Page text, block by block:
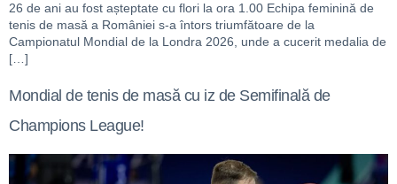
26 de ani au fost așteptate cu flori la ora 1.00 Echipa feminină de
tenis de masă a României s-a întors triumfătoare de la
Campionatul Mondial de la Londra 2026, unde a cucerit medalia de
[…]
Mondial de tenis de masă cu iz de Semifinală de
Champions League!